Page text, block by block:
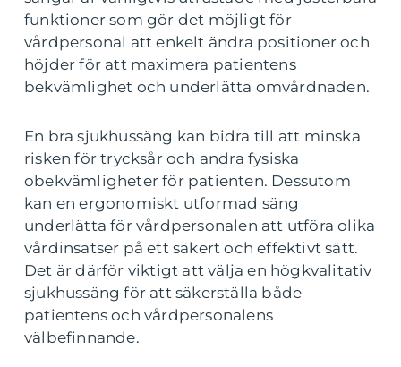
funktioner som gör det möjligt för
vårdpersonal att enkelt ändra positioner och
höjder för att maximera patientens
bekvämlighet och underlätta omvårdnaden.
En bra sjukhussäng kan bidra till att minska
risken för trycksår och andra fysiska
obekvämligheter för patienten. Dessutom
kan en ergonomiskt utformad säng
underlätta för vårdpersonalen att utföra olika
vårdinsatser på ett säkert och effektivt sätt.
Det är därför viktigt att välja en högkvalitativ
sjukhussäng för att säkerställa både
patientens och vårdpersonalens
välbefinnande.